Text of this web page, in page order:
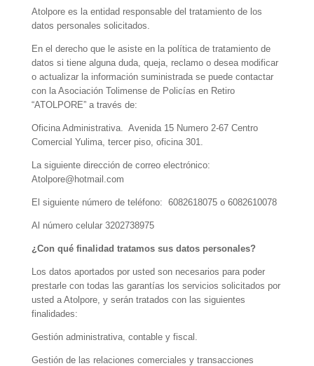
Atolpore es la entidad responsable del tratamiento de los
datos personales solicitados.
En el derecho que le asiste en la política de tratamiento de
datos si tiene alguna duda, queja, reclamo o desea modificar
o actualizar la información suministrada se puede contactar
con la Asociación Tolimense de Policías en Retiro
“ATOLPORE” a través de:
Oficina Administrativa. Avenida 15 Numero 2-67 Centro
Comercial Yulima, tercer piso, oficina 301.
La siguiente dirección de correo electrónico:
Atolpore@hotmail.com
El siguiente número de teléfono: 6082618075 o 6082610078
Al número celular 3202738975
¿Con qué finalidad tratamos sus datos personales?
Los datos aportados por usted son necesarios para poder
prestarle con todas las garantías los servicios solicitados por
usted a Atolpore, y serán tratados con las siguientes
finalidades:
Gestión administrativa, contable y fiscal.
Gestión de las relaciones comerciales y transacciones